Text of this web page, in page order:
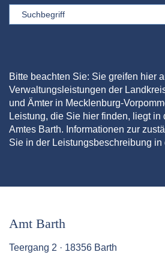
Sword
Bitte beachten Sie: Sie greifen hier
Verwaltungsleistungen der
und Ämter in Mecklenburg-
Leistung, die Sie hier finden, liegt
Amtes Barth. Informationen zur
Sie in der Leistungsbeschreibung in
Amt Barth
Teergang 2 · 18356 Barth